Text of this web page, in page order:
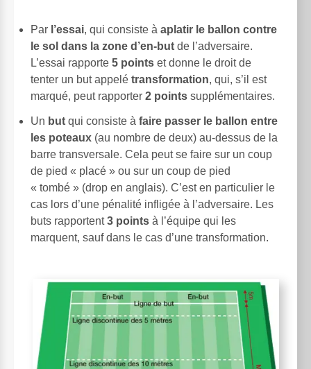
Par l’essai, qui consiste à aplatir le ballon contre
le sol dans la zone d’en-but de l’adversaire.
L’essai rapporte 5 points et donne le droit de
tenter un but appelé transformation, qui, s’il est
marqué, peut rapporter 2 points supplémentaires.
Un but qui consiste à faire passer le ballon entre
les poteaux (au nombre de deux) au-dessus de la
barre transversale. Cela peut se faire sur un coup
de pied « placé » ou sur un coup de pied
« tombé » (drop en anglais). C’est en particulier le
cas lors d’une pénalité infligée à l’adversaire. Les
buts rapportent3 points à l’équipe qui les
marquent, sauf dans le cas d’une transformation.